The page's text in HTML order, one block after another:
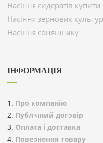
Насіння сидератів купити
Насіння зернових культур
Насіння соняшнику
ІНФОРМАЦІЯ
Про компанію
Публічний договір
Оплата і доставка
Повернення товару